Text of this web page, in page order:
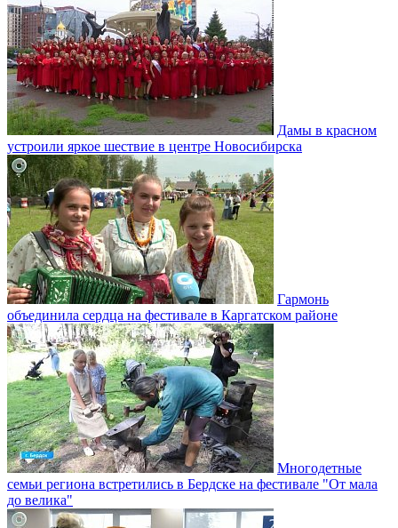
Дамы в красном
устроили яркое шествие в центре Новосибирска
Гармонь
объединила сердца на фестивале в Каргатском районе
Многодетные
семьи региона встретились в Бердске на фестивале "От мала
до велика"